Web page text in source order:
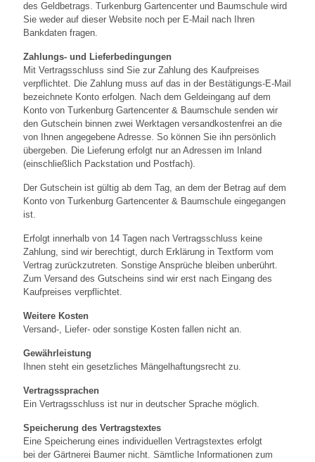
des Geldbetrags. Turkenburg Gartencenter und Baumschule wird
Sie weder auf dieser Website noch per E-Mail nach Ihren
Bankdaten fragen.
Zahlungs- und Lieferbedingungen
Mit Vertragsschluss sind Sie zur Zahlung des Kaufpreises
verpflichtet. Die Zahlung muss auf das in der Bestätigungs-E-Mail
bezeichnete Konto erfolgen. Nach dem Geldeingang auf dem
Konto von Turkenburg Gartencenter & Baumschule senden wir
den Gutschein binnen zwei Werktagen versandkostenfrei an die
von Ihnen angegebene Adresse. So können Sie ihn persönlich
übergeben. Die Lieferung erfolgt nur an Adressen im Inland
(einschließlich Packstation und Postfach).
Der Gutschein ist gültig ab dem Tag, an dem der Betrag auf dem
Konto von Turkenburg Gartencenter & Baumschule eingegangen
ist.
Erfolgt innerhalb von 14 Tagen nach Vertragsschluss keine
Zahlung, sind wir berechtigt, durch Erklärung in Textform vom
Vertrag zurückzutreten. Sonstige Ansprüche bleiben unberührt.
Zum Versand des Gutscheins sind wir erst nach Eingang des
Kaufpreises verpflichtet.
Weitere Kosten
Versand-, Liefer- oder sonstige Kosten fallen nicht an.
Gewährleistung
Ihnen steht ein gesetzliches Mängelhaftungsrecht zu.
Vertragssprachen
Ein Vertragsschluss ist nur in deutscher Sprache möglich.
Speicherung des Vertragstextes
Eine Speicherung eines individuellen Vertragstextes erfolgt
bei der Gärtnerei Baumer nicht. Sämtliche Informationen zum